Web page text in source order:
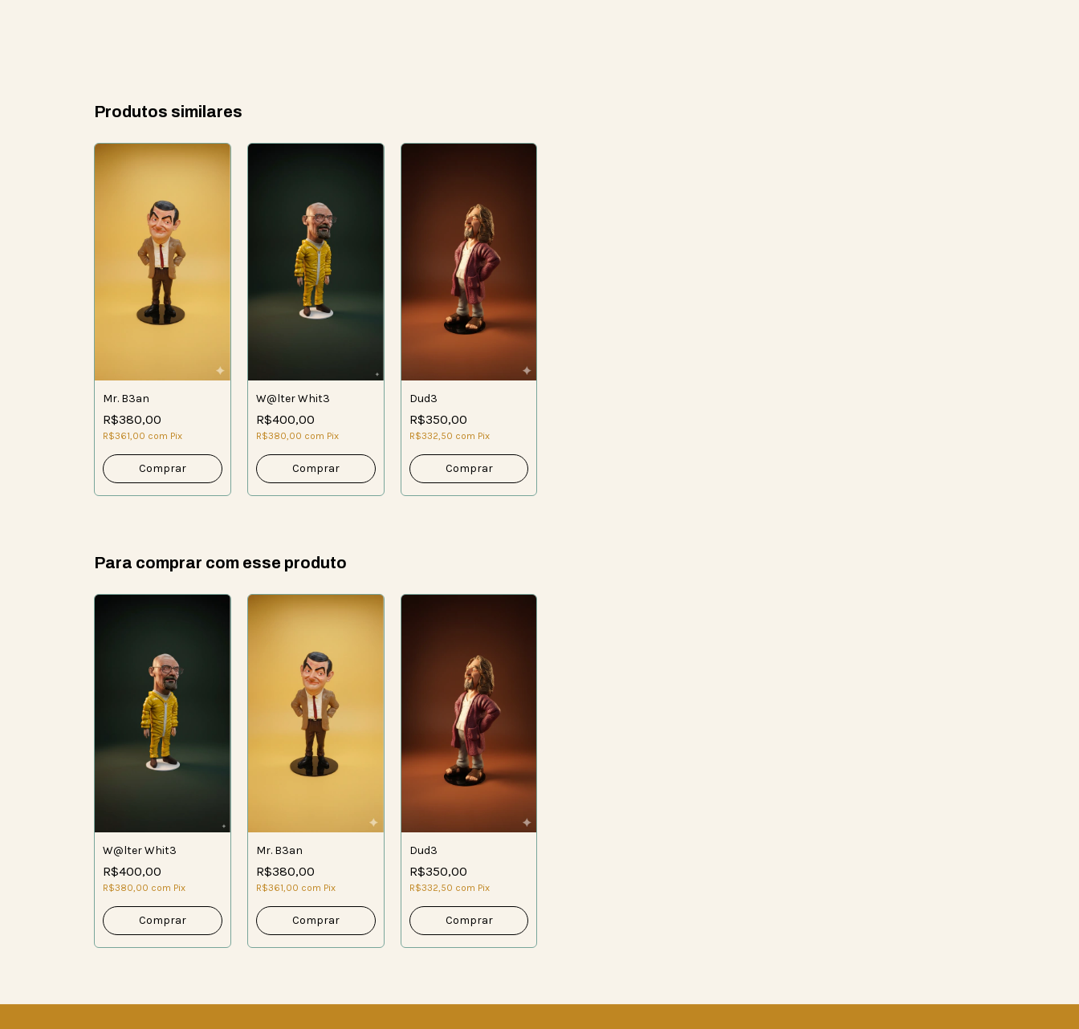
Produtos similares
Mr. B3an
R$380,00
R$361,00 com Pix
W@lter Whit3
R$400,00
R$380,00 com Pix
Dud3
R$350,00
R$332,50 com Pix
Para comprar com esse produto
W@lter Whit3
R$400,00
R$380,00 com Pix
Mr. B3an
R$380,00
R$361,00 com Pix
Dud3
R$350,00
R$332,50 com Pix